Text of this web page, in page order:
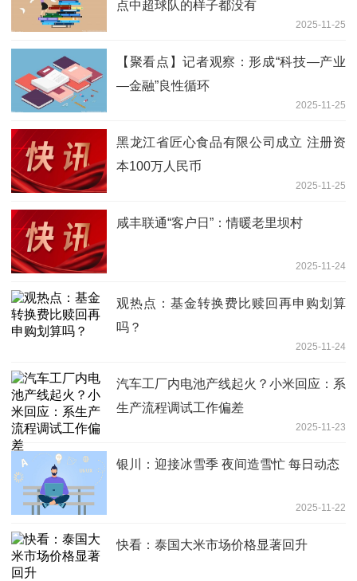
点中超球队的样子都没有
2025-11-25
【聚看点】记者观察：形成“科技—产业
—金融”良性循环
2025-11-25
黑龙江省匠心食品有限公司成立 注册资
本100万人民币
2025-11-25
咸丰联通“客户日”：情暖老里坝村
2025-11-24
观热点：基金转换费比赎回再申购划算
吗？
2025-11-24
汽车工厂内电池产线起火？小米回应：系
生产流程调试工作偏差
2025-11-23
银川：迎接冰雪季 夜间造雪忙 每日动态
2025-11-22
快看：泰国大米市场价格显著回升